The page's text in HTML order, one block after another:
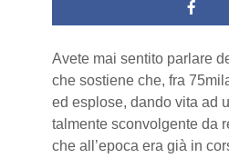
Avete mai sentito parlare
che sostiene che, fra
ed esplose, dando vita ad
talmente sconvolgente da
che all’epoca era già in